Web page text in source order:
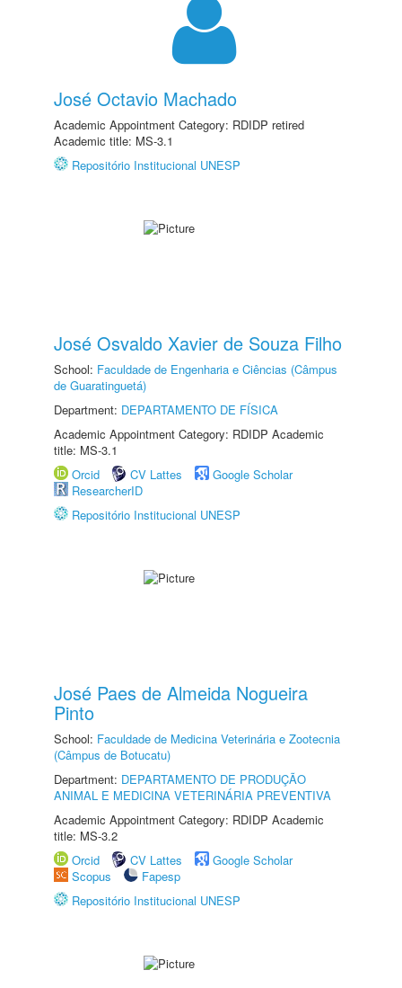
José Octavio Machado
Academic Appointment Category: RDIDP retired
Academic title: MS-3.1
Repositório Institucional UNESP
José Osvaldo Xavier de Souza Filho
School: Faculdade de Engenharia e Ciências (Câmpus
de Guaratinguetá)
Department: DEPARTAMENTO DE FÍSICA
Academic Appointment Category: RDIDP Academic
title: MS-3.1
Orcid
CV Lattes
Google Scholar
ResearcherID
Repositório Institucional UNESP
José Paes de Almeida Nogueira
Pinto
School: Faculdade de Medicina Veterinária e Zootecnia
(Câmpus de Botucatu)
Department: DEPARTAMENTO DE PRODUÇÃO
ANIMAL E MEDICINA VETERINÁRIA PREVENTIVA
Academic Appointment Category: RDIDP Academic
title: MS-3.2
Orcid
CV Lattes
Google Scholar
Scopus
Fapesp
Repositório Institucional UNESP